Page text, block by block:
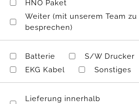
HNO Paket
Weiter (mit unserem Team zu
besprechen)
Batterie
S/W Drucker
EKG Kabel
Sonstiges
Lieferung innerhalb